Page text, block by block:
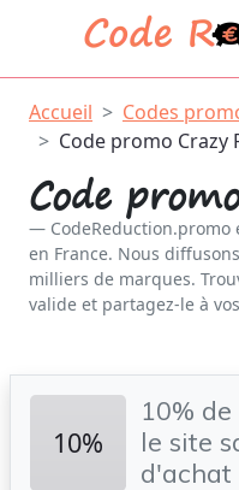
Accueil Codes
Code promo Crazy
Code
en France. Nous
milliers de marques.
valide et partagez-le à
10%
10%
le site
d'achat